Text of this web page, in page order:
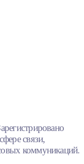
связи,
коммуникаций.